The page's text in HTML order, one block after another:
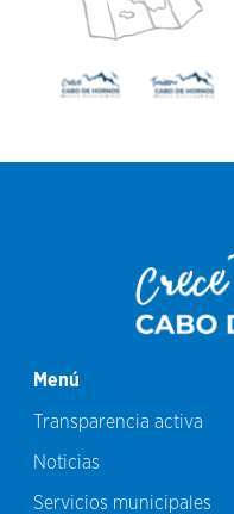
Menú
Transparencia activa
Noticias
Servicios municipales